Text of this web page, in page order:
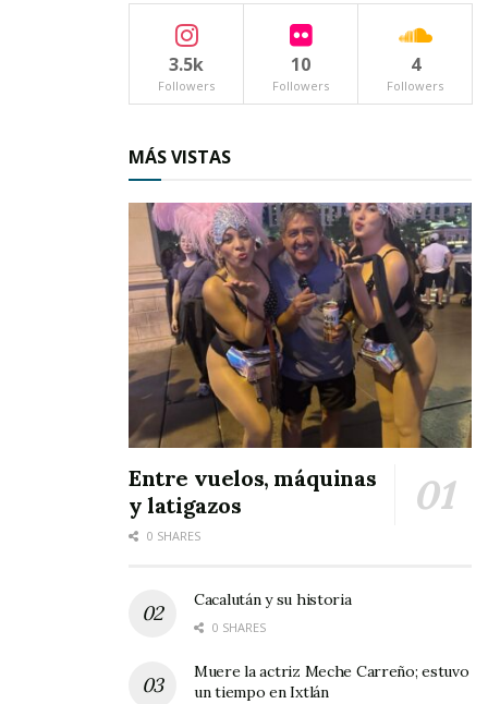
3.5k
Followers
10
Followers
4
Followers
MÁS VISTAS
Entre vuelos, máquinas
y latigazos
0 SHARES
Cacalután y su historia
0 SHARES
Muere la actriz Meche Carreño; estuvo
un tiempo en Ixtlán